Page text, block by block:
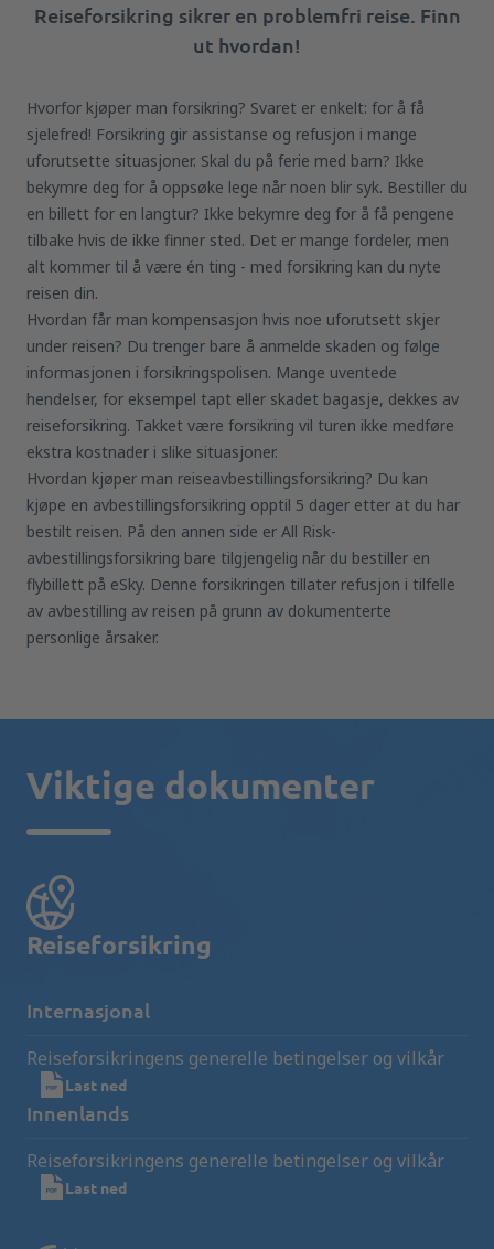
Reiseforsikring sikrer en problemfri reise. Finn
ut hvordan!
Hvorfor kjøper man forsikring? Svaret er enkelt: for å få
sjelefred! Forsikring gir assistanse og refusjon i mange
uforutsette situasjoner. Skal du på ferie med barn? Ikke
bekymre deg for å oppsøke lege når noen blir syk. Bestiller du
en billett for en langtur? Ikke bekymre deg for å få pengene
tilbake hvis de ikke finner sted. Det er mange fordeler, men
alt kommer til å være én ting - med forsikring kan du nyte
reisen din.
Hvordan får man kompensasjon hvis noe uforutsett skjer
under reisen? Du trenger bare å anmelde skaden og følge
informasjonen i forsikringspolisen. Mange uventede
hendelser, for eksempel tapt eller skadet bagasje, dekkes av
reiseforsikring. Takket være forsikring vil turen ikke medføre
ekstra kostnader i slike situasjoner.
Hvordan kjøper man reiseavbestillingsforsikring? Du kan
kjøpe en avbestillingsforsikring opptil 5 dager etter at du har
bestilt reisen. På den annen side er All Risk-
avbestillingsforsikring bare tilgjengelig når du bestiller en
flybillett på eSky. Denne forsikringen tillater refusjon i tilfelle
av avbestilling av reisen på grunn av dokumenterte
personlige årsaker.
Viktige dokumenter
Reiseforsikring
Internasjonal
Reiseforsikringens generelle betingelser og vilkår
Last ned
Innenlands
Reiseforsikringens generelle betingelser og vilkår
Last ned